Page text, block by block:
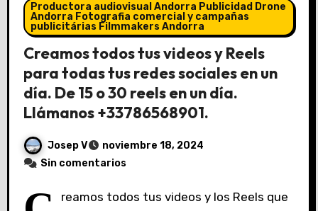
Productora audiovisual Andorra Publicidad Drone
Andorra Fotografia comercial y campañas
publicitárias Filmmakers Andorra
Creamos todos tus videos y Reels
para todas tus redes sociales en un
día. De 15 o 30 reels en un día.
Llámanos +33786568901.
Josep V
noviembre 18, 2024
Sin comentarios
reamos todos tus videos y los Reels que